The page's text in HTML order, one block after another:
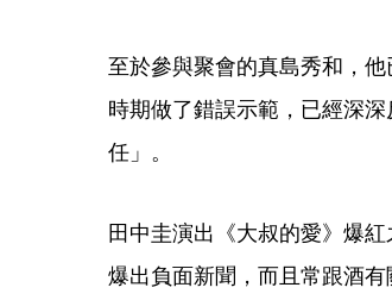
至於參與聚會的真島秀和，
時期做了錯誤示範，已經深
任」。
田中圭演出《大叔的愛》爆
爆出負面新聞，而且常跟酒